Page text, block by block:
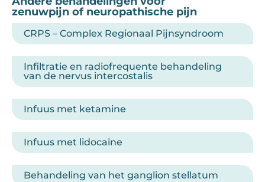
zenuwpijn of neuropathische pijn
CRPS – Complex Regionaal Pijnsyndroom
Infiltratie en radiofrequente behandeling
van de nervus intercostalis
Infuus met ketamine
Infuus met lidocaïne
Behandeling van het ganglion stellatum